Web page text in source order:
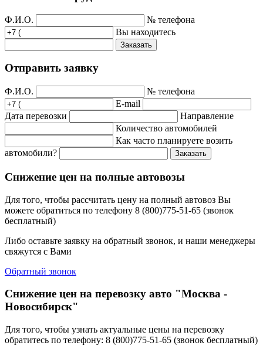
Ф.И.О.
№ телефона
Вы находитесь
Заказать
Отправить заявку
Ф.И.О.
№ телефона
E-mail
Дата перевозки
Направление
Количество автомобилей
Как часто планируете возить
автомобили?
Заказать
Снижение цен на полные автовозы
Для того, чтобы рассчитать цену на полный автовоз Вы
можете обратиться по телефону 8 (800)775-51-65 (звонок
бесплатный)
Либо оставьте заявку на обратный звонок, и наши менеджеры
свяжутся с Вами
Обратный звонок
Снижение цен на перевозку авто "Москва -
Новосибирск"
Для того, чтобы узнать актуальные цены на перевозку
обратитесь по телефону: 8 (800)775-51-65 (звонок бесплатный)